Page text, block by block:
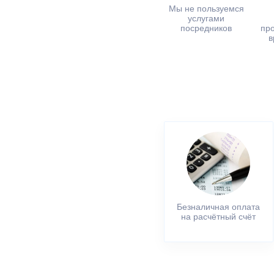
Мы не пользуемся
услугами
посредников
Безналичная оплата
на расчётный счёт